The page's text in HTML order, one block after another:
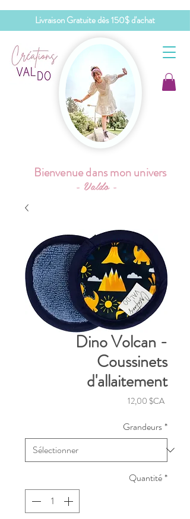
Livraison Gratuite dès 150$ d'achat
- Valdo -
Bienvenue dans mon univers
Dino Volcan -
Coussinets
d'allaitement
12,00 $CAPrix
Grandeurs*
Quantité*